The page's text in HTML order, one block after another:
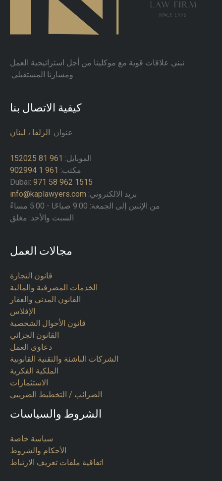
نبني علاقات قوية مع موكلينا من أجل استراتيجية العمل
ومسارنا المستقبلي.
كيفية الاتصال بنا
عنوان: الزلقا ، لبنان
الموبايل: 961 81 152025
مكتب: 961 1 902994
Dubai: 971 58 962 1515
بريد الالكتروني: info@kaplawyers.com
من الإثنين إلى الجمعة: 9.00 صباحًا - 5.00 مساءً
السبت والأحد: مغلق
مجالات العمل
قانون التجارة
الخدمات المصرفية والمالية
القانون المدني والعقار
الإفلاس
قانون الأحوال الشخصية
القانون الجزائي
دعاوى العمل
الشركات الناشئة والتقنية القانونية
الملكية الفكرية
الاستثمارات
الضرائب / التخطيط الضريبي
الشروط والسياسات
سياسة خاصة
الأحكام والشروط
اتفاقية ملفات تعريف الارتباط